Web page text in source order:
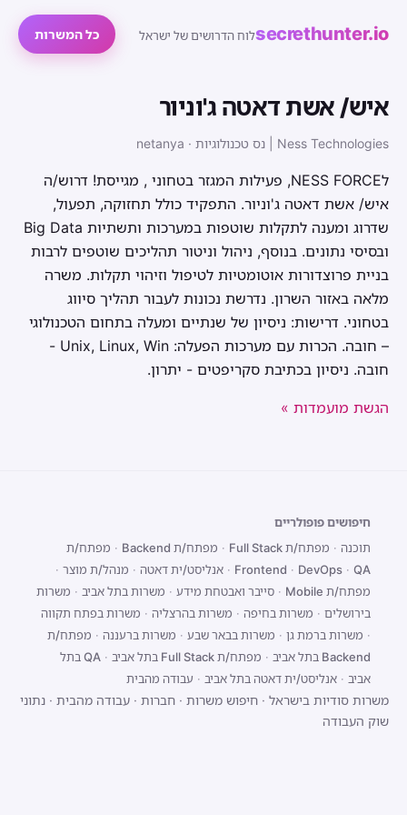
secrethunter.ioלוח הדרושים של ישראל כל המשרות
איש/ אשת דאטה ג'וניור
Ness Technologies | נס טכנולוגיות · netanya
לNESS FORCE, פעילות המגזר בטחוני , מגייסת! דרוש/ה
איש/ אשת דאטה ג'וניור. התפקיד כולל תחזוקה, תפעול,
שדרוג ומענה לתקלות שוטפות במערכות ותשתיות Big Data
ובסיסי נתונים. בנוסף, ניהול וניטור תהליכים שוטפים לרבות
בניית פרוצדורות אוטומטיות לטיפול וזיהוי תקלות. משרה
מלאה באזור השרון. נדרשת נכונות לעבור תהליך סיווג
בטחוני. דרישות: ניסיון של שנתיים ומעלה בתחום הטכנולוגי
– חובה. הכרות עם מערכות הפעלה: Unix, Linux, Win -
חובה. ניסיון בכתיבת סקריפטים - יתרון.
הגשת מועמדות »
חיפושים פופולריים
תוכנה · מפתח/ת Full Stack · מפתח/ת Backend · מפתח/ת
Frontend · DevOps · QA
· אנליסט/ית דאטה · מנהל/ת מוצר ·
מפתח/ת Mobile
· סייבר ואבטחת מידע · משרות בתל אביב · משרות
בירושלים · משרות בחיפה · משרות בהרצליה · משרות בפתח תקווה
· משרות ברמת גן · משרות בבאר שבע · משרות ברעננה · מפתח/ת
Backend בתל אביב
· מפתח/ת Full Stack בתל אביב ·
QA בתל
אביב · אנליסט/ית דאטה בתל אביב · עבודה מהבית
משרות סודיות בישראל · חיפוש משרות · חברות · עבודה מהבית · נתוני
שוק העבודה